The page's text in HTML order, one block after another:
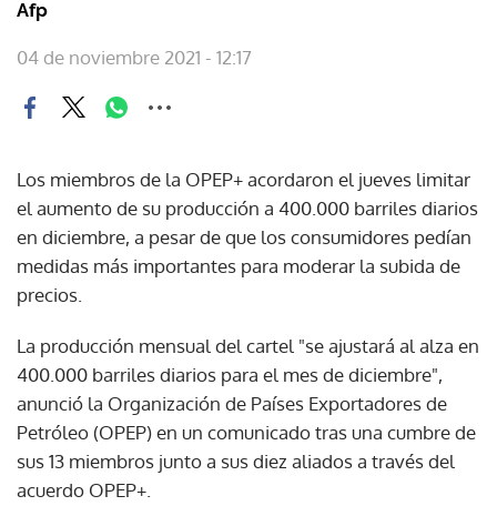
Afp
04 de noviembre 2021 - 12:17
Los miembros de la OPEP+ acordaron el jueves limitar
el aumento de su producción a 400.000 barriles diarios
en diciembre, a pesar de que los consumidores pedían
medidas más importantes para moderar la subida de
precios.
La producción mensual del cartel "se ajustará al alza en
400.000 barriles diarios para el mes de diciembre",
anunció la Organización de Países Exportadores de
Petróleo (OPEP) en un comunicado tras una cumbre de
sus 13 miembros junto a sus diez aliados a través del
acuerdo OPEP+.